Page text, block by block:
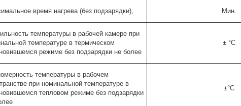
время нагрева (без подзарядки), Мин.
температуры в рабочей камере при
температуре в термическом
режиме без подзарядки не более
± °C
температуры в рабочем
при номинальной температуре в
тепловом режиме без подзарядки
±°C